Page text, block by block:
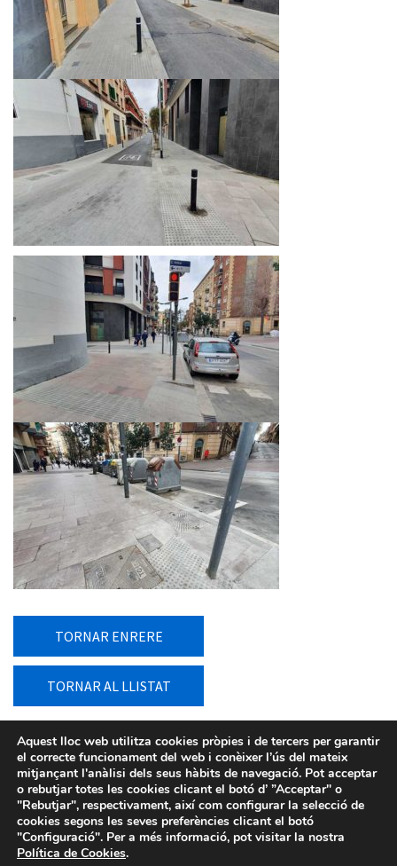
TORNAR ENRERE
TORNAR AL LLISTAT
Aquest lloc web utilitza cookies pròpies i de tercers per garantir
el correcte funcionament del web i conèixer l’ús del mateix
mitjançant l'anàlisi dels seus hàbits de navegació. Pot acceptar
o rebutjar totes les cookies clicant el botó d’ ”Acceptar" o
"Rebutjar", respectivament, així com configurar la selecció de
cookies segons les seves preferències clicant el botó
"Configuració". Per a més informació, pot visitar la nostra
Política de Cookies.